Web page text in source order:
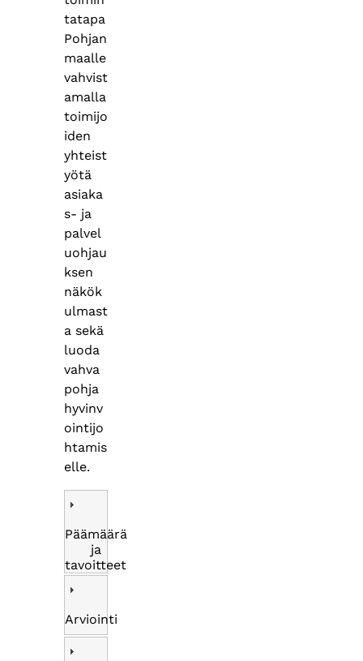
tatapa
Pohjan
maalle
vahvist
amalla
toimijo
iden
yhteist
yötä
asiaka
s- ja
palvel
uohjau
ksen
näkök
ulmast
a sekä
luoda
vahva
pohja
hyvinv
ointijo
htamis
elle.
Päämäärä
ja
tavoitteet
Arviointi